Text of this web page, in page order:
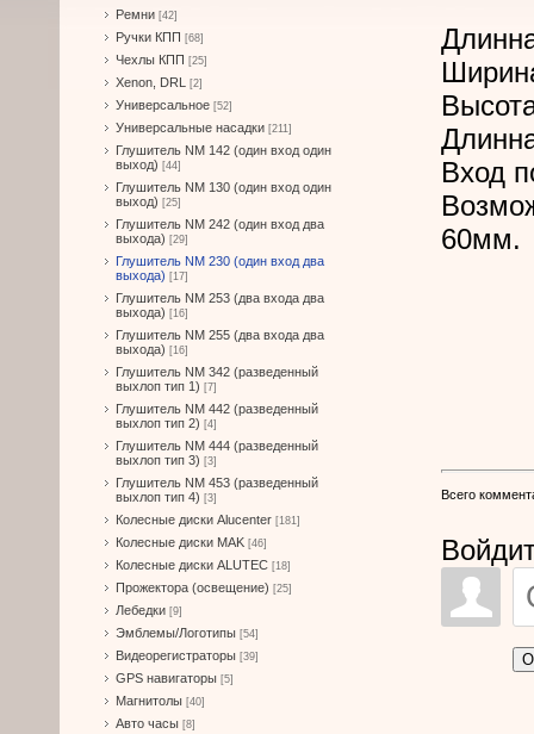
Ремни [42]
Ручки КПП [68]
Чехлы КПП [25]
Xenon, DRL [2]
Универсальное [52]
Универсальные насадки [211]
Глушитель NM 142 (один вход один
выход) [44]
Глушитель NM 130 (один вход один
выход) [25]
Глушитель NM 242 (один вход два
выхода) [29]
Глушитель NM 230 (один вход два
выхода) [17]
Глушитель NM 253 (два входа два
выхода) [16]
Глушитель NM 255 (два входа два
выхода) [16]
Глушитель NM 342 (разведенный
выхлоп тип 1) [7]
Глушитель NM 442 (разведенный
выхлоп тип 2) [4]
Глушитель NM 444 (разведенный
выхлоп тип 3) [3]
Глушитель NM 453 (разведенный
выхлоп тип 4) [3]
Колесные диски Alucenter [181]
Колесные диски MAK [46]
Колесные диски ALUTEC [18]
Прожектора (освещение) [25]
Лебедки [9]
Эмблемы/Логотипы [54]
Видеорегистраторы [39]
GPS навигаторы [5]
Магнитолы [40]
Авто часы [8]
Вход
60мм.
Всего